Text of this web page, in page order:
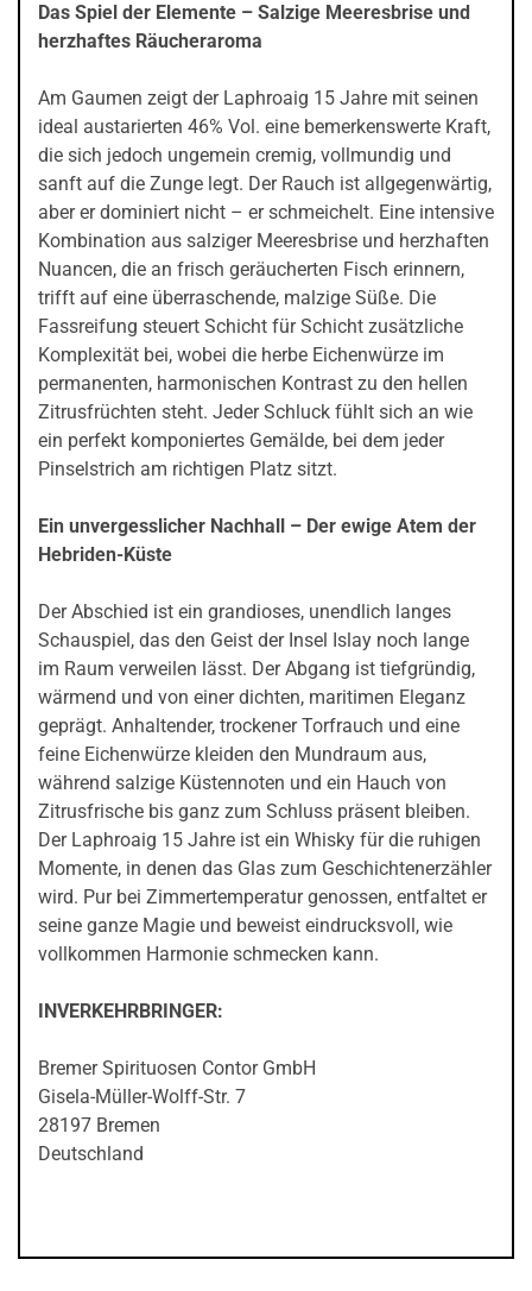
Das Spiel der Elemente – Salzige Meeresbrise und
herzhaftes Räucheraroma
Am Gaumen zeigt der Laphroaig 15 Jahre mit seinen
ideal austarierten 46% Vol. eine bemerkenswerte Kraft,
die sich jedoch ungemein cremig, vollmundig und
sanft auf die Zunge legt. Der Rauch ist allgegenwärtig,
aber er dominiert nicht – er schmeichelt. Eine intensive
Kombination aus salziger Meeresbrise und herzhaften
Nuancen, die an frisch geräucherten Fisch erinnern,
trifft auf eine überraschende, malzige Süße. Die
Fassreifung steuert Schicht für Schicht zusätzliche
Komplexität bei, wobei die herbe Eichenwürze im
permanenten, harmonischen Kontrast zu den hellen
Zitrusfrüchten steht. Jeder Schluck fühlt sich an wie
ein perfekt komponiertes Gemälde, bei dem jeder
Pinselstrich am richtigen Platz sitzt.
Ein unvergesslicher Nachhall – Der ewige Atem der
Hebriden-Küste
Der Abschied ist ein grandioses, unendlich langes
Schauspiel, das den Geist der Insel Islay noch lange
im Raum verweilen lässt. Der Abgang ist tiefgründig,
wärmend und von einer dichten, maritimen Eleganz
geprägt. Anhaltender, trockener Torfrauch und eine
feine Eichenwürze kleiden den Mundraum aus,
während salzige Küstennoten und ein Hauch von
Zitrusfrische bis ganz zum Schluss präsent bleiben.
Der Laphroaig 15 Jahre ist ein Whisky für die ruhigen
Momente, in denen das Glas zum Geschichtenerzähler
wird. Pur bei Zimmertemperatur genossen, entfaltet er
seine ganze Magie und beweist eindrucksvoll, wie
vollkommen Harmonie schmecken kann.
INVERKEHRBRINGER:
Bremer Spirituosen Contor GmbH
Gisela-Müller-Wolff-Str. 7
28197 Bremen
Deutschland